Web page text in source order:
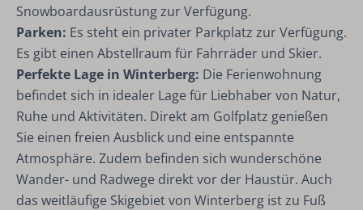
Snowboardausrüstung zur Verfügung.
Parken: Es steht ein privater Parkplatz zur Verfügung.
Es gibt einen Abstellraum für Fahrräder und Skier.
Perfekte Lage in Winterberg: Die Ferienwohnung
befindet sich in idealer Lage für Liebhaber von Natur,
Ruhe und Aktivitäten. Direkt am Golfplatz genießen
Sie einen freien Ausblick und eine entspannte
Atmosphäre. Zudem befinden sich wunderschöne
Wander- und Radwege direkt vor der Haustür. Auch
das weitläufige Skigebiet von Winterberg ist zu Fuß